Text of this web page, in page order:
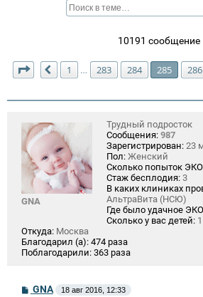
10191 сообщение
Страница 285 из292
Пред.
1 … 283 284 285 286
GNA
Трудный подросток
Сообщения: 987
Зарегистрирован: 23
Пол: Женский
Сколько попыток
Стаж бесплодия: 3
В каких клиниках
АльтраВита (НСЮ)
Где было удачное
Сколько у вас детей: 1
Откуда: Москва
Благодарил (а): 474 раза
Поблагодарили: 363 раза
СGNA 18 авг 2016, 12:33